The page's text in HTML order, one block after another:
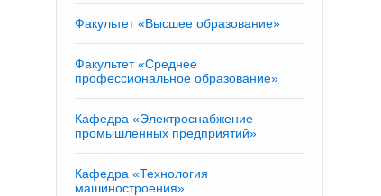
Факультет «Высшее образование»
Факультет «Среднее
профессиональное образование»
Кафедра «Электроснабжение
промышленных предприятий»
Кафедра «Технология
машиностроения»